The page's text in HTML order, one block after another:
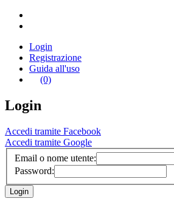
Login
Registrazione
Guida all'uso
(0)
Login
Accedi tramite Facebook
Accedi tramite Google
Email o nome utente:
Password: